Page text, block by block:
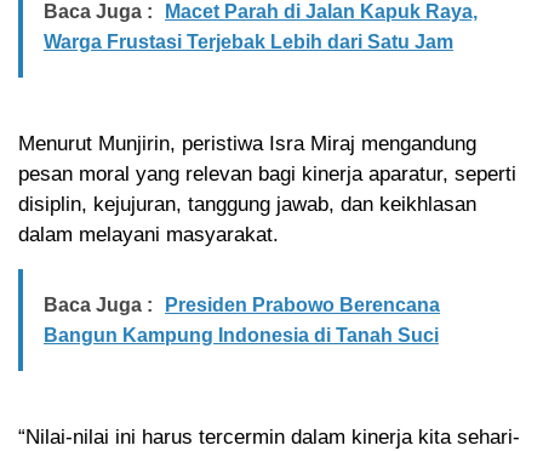
Baca Juga :
Macet Parah di Jalan Kapuk Raya,
Warga Frustasi Terjebak Lebih dari Satu Jam
Menurut Munjirin, peristiwa Isra Miraj mengandung
pesan moral yang relevan bagi kinerja aparatur, seperti
disiplin, kejujuran, tanggung jawab, dan keikhlasan
dalam melayani masyarakat.
Baca Juga :
Presiden Prabowo Berencana
Bangun Kampung Indonesia di Tanah Suci
“Nilai-nilai ini harus tercermin dalam kinerja kita sehari-